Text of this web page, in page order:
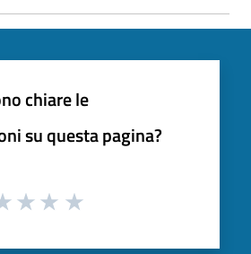
chiare le
su questa pagina?